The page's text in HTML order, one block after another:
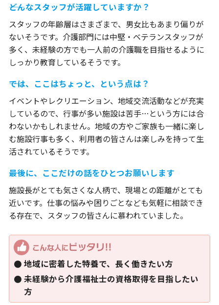
――どんなスタッフが活躍していますか？
スタッフの年齢層はさまざまで、男女比もあまり偏りが
ないそうです。介護部門には中堅・ベテランスタッフが
多く、未経験の方でも一人前の介護職を目指せるように
しっかり教育しているそうです。
――では、ここはちょっと、という点は？
イベントやレクリエーション、地域交流活動などが充実
しているので、行事が多い施設は苦手…という方には合
わないかもしれません。地域の方やご家族も一緒に楽し
む施設行事も多く、利用者の皆さんは楽しみを持って生
活されているそうです。
――最後に、ここだけの話をひとつお願いします
施設長がとても気さくな人柄で、現場との距離がとても
近いです。仕事の悩みや困りごとなども気軽に相談でき
る存在で、スタッフの皆さんに慕われていました。
地域に密着した特養で、長く働きたい方
未経験から介護福祉士の資格取得を目指したい
方